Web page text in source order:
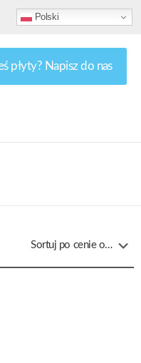
Polski
płyty? Napisz do nas